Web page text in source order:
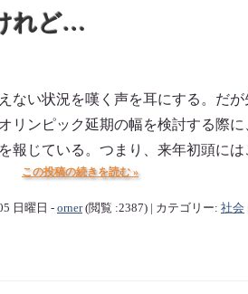
れど…
ない状況を嘆く声を耳にする。だ
リンピック延期の幅を検討する際
報じている。つまり、来年初頭には
この投稿の続きを読む »
日曜日 - orner(閲覧 :2387) | カテゴリー: 社会